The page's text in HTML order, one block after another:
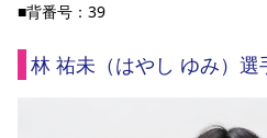
■背番号：39
林 祐未（はやし ゆみ）選